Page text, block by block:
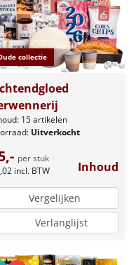
collectie
15 artikelen
Uitverkocht
per stuk
incl. BTW Inhoud
Vergelijken
Verlanglijst